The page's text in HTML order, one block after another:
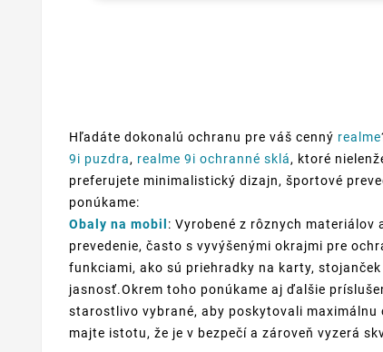
Hľadáte dokonalú ochranu pre váš cenný realme
9i puzdra, realme 9i ochranné sklá, ktoré
preferujete minimalistický dizajn, športové
ponúkame:
Obaly na mobil : Vyrobené z rôznych
prevedenie, často s vyvýšenými okrajmi pre
funkciami, ako sú priehradky na karty,
jasnosť.Okrem toho ponúkame aj ďalšie
starostlivo vybrané, aby poskytovali
majte istotu, že je v bezpečí a zároveň vyzerá